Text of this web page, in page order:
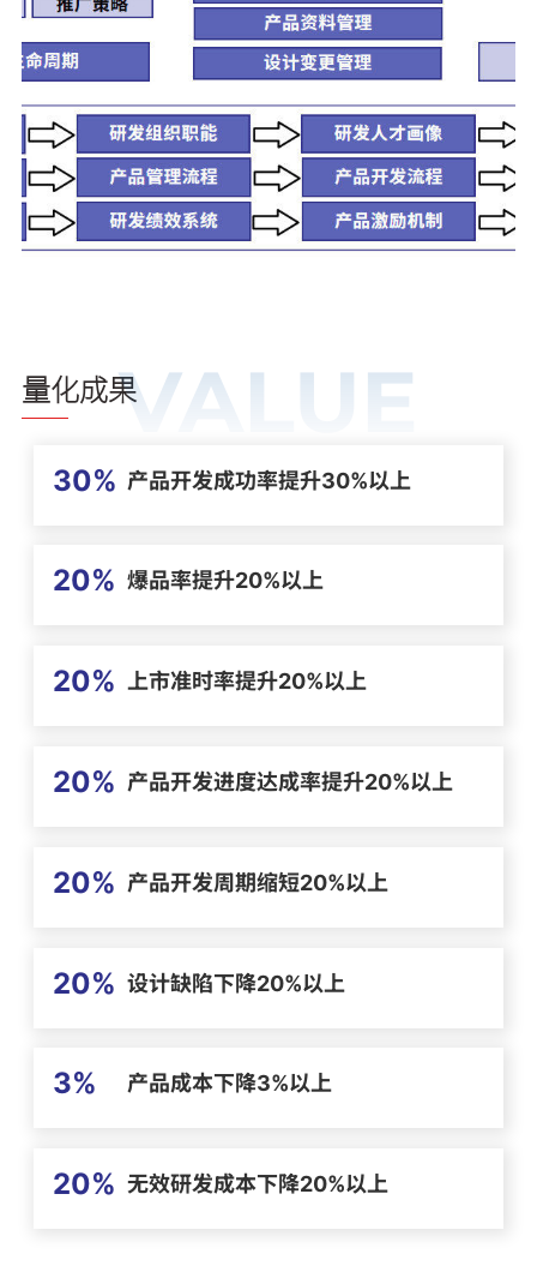
VALUE
量化成果
30% 产品开发成功率提升30%以上
20% 爆品率提升20%以上
20% 上市准时率提升20%以上
20% 产品开发进度达成率提升20%以上
20% 产品开发周期缩短20%以上
20% 设计缺陷下降20%以上
3% 产品成本下降3%以上
20% 无效研发成本下降20%以上